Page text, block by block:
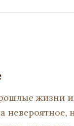
жизни
невероятное,